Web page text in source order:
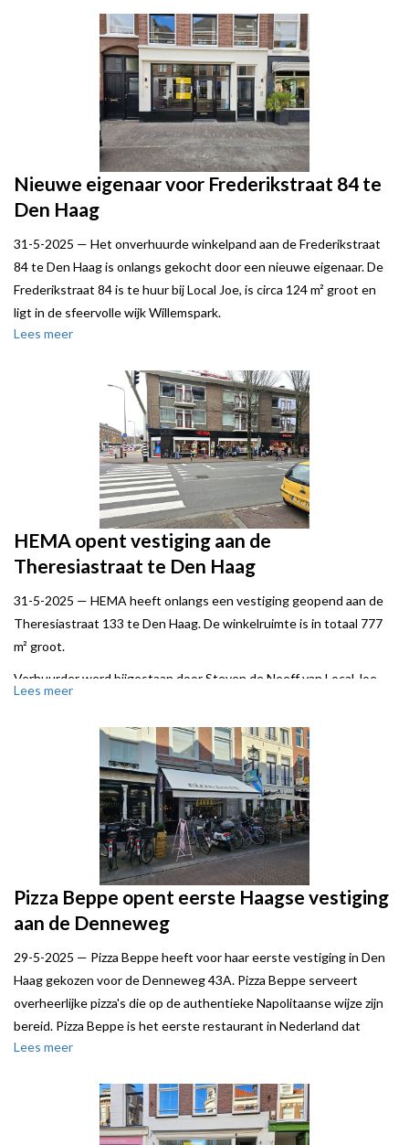
Local Joe stond verhuurder bij.
Nieuwe eigenaar voor Frederikstraat 84 te
Den Haag
31-5-2025 — Het onverhuurde winkelpand aan de Frederikstraat
84 te Den Haag is onlangs gekocht door een nieuwe eigenaar. De
Frederikstraat 84 is te huur bij Local Joe, is circa 124 m² groot en
ligt in de sfeervolle wijk Willemspark.
Lees meer
HEMA opent vestiging aan de
Theresiastraat te Den Haag
31-5-2025 — HEMA heeft onlangs een vestiging geopend aan de
Theresiastraat 133 te Den Haag. De winkelruimte is in totaal 777
m² groot.
Verhuurder werd bijgestaan door Steven de Neeff van Local Joe.
Lees meer
Pizza Beppe opent eerste Haagse vestiging
aan de Denneweg
29-5-2025 — Pizza Beppe heeft voor haar eerste vestiging in Den
Haag gekozen voor de Denneweg 43A. Pizza Beppe serveert
overheerlijke pizza's die op de authentieke Napolitaanse wijze zijn
bereid. Pizza Beppe is het eerste restaurant in Nederland dat
wordt erkend door de Associazione Verace Pizza Napoletana.
Steven de Neeff van Local Joe stond verhuurder bij. Pizza Beppe
werd bijgestaan door Martijn de Lange van De Lange
Bedrijfsmakelaars.
Lees meer